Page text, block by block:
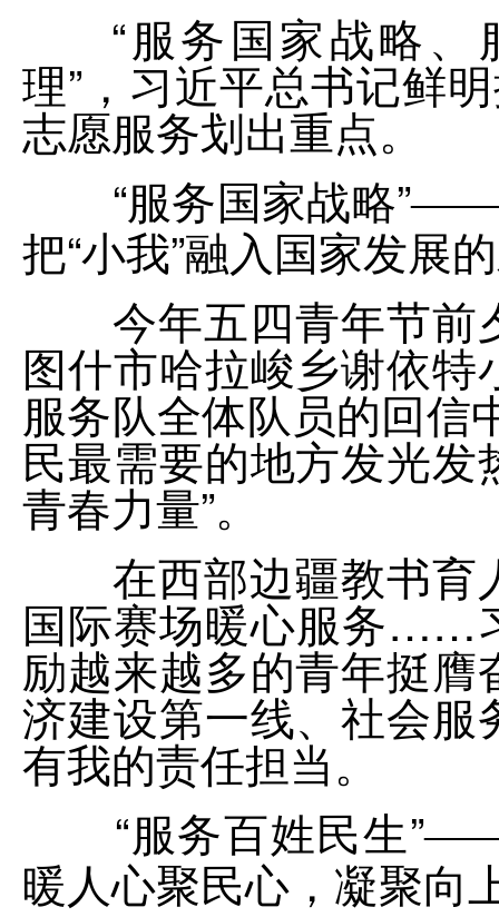
“服务国家战略、
理”，习近平总书记鲜
志愿服务划出重点。
“服务国家战略”
把“小我”融入国家发展
今年五四青年节前
图什市哈拉峻乡谢依
服务队全体队员的回信
民最需要的地方发光
青春力量”。
在西部边疆教书育
国际赛场暖心服务……
励越来越多的青年挺
济建设第一线、社会
有我的责任担当。
“服务百姓民生”
暖人心聚民心，凝聚向